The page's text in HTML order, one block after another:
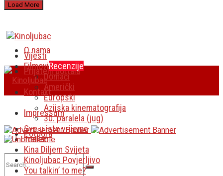
Load More
O nama
Prijatelji portala
Kontakt
Impressum
Potpora
Vijesti
FilmoviRecenzije
Domaći
Američki
Europski
Azijska kinematografija
30. paralela (jug)
Sve u isto vrijeme
Traileri
Kina Diljem Svijeta
Kinoljubac Povjerljivo
You talkin’ to me?